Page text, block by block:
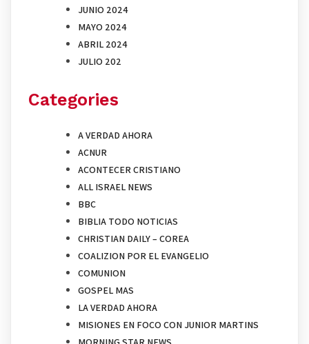
JUNIO 2024
MAYO 2024
ABRIL 2024
JULIO 202
Categories
A VERDAD AHORA
ACNUR
ACONTECER CRISTIANO
ALL ISRAEL NEWS
BBC
BIBLIA TODO NOTICIAS
CHRISTIAN DAILY – COREA
COALIZION POR EL EVANGELIO
COMUNION
GOSPEL MAS
LA VERDAD AHORA
MISIONES EN FOCO CON JUNIOR MARTINS